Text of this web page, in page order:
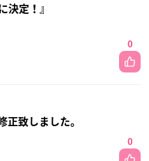
決定！』
0
正致しました。
0